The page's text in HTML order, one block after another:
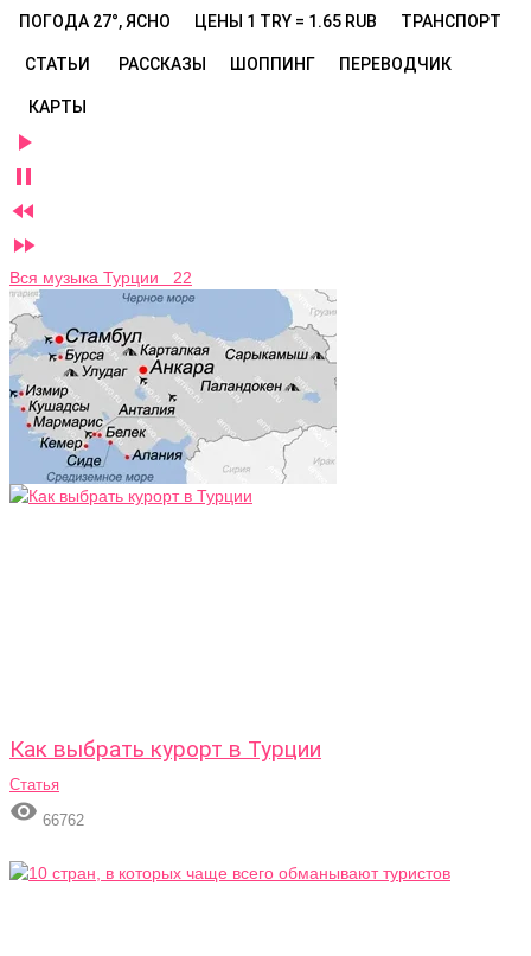
ПОГОДА 27°, ЯСНО ЦЕНЫ 1 TRY = 1.65 RUB ТРАНСПОРТ
СТАТЬИ РАССКАЗЫ ШОППИНГ ПЕРЕВОДЧИК
КАРТЫ




Вся музыка Турции 22
Как выбрать курорт в Турции
Статья
 66762